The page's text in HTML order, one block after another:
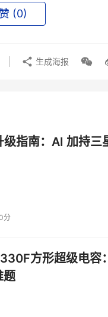
(0)
生成海报
指南：AI 加持三
分
方形超级电
题